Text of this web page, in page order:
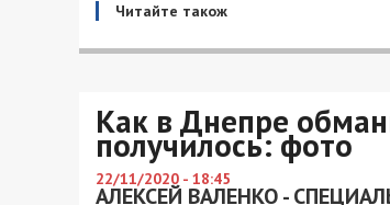
Читайте також
Как в Днепре
получилось: фото
22/11/2020 - 18:45
АЛЕКСЕЙ ВАЛЕНКО -